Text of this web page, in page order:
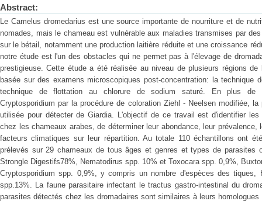
Abstract:
Le Camelus dromedarius est une source importante de nourriture et de
nomades, mais le chameau est vulnérable aux maladies transmises par
sur le bétail, notamment une production laitière réduite et une croissance
notre étude est l'un des obstacles qui ne permet pas à l'élevage de
prestigieuse. Cette étude a été réalisée au niveau de plusieurs régions
basée sur des examens microscopiques post-concentration: la technique
technique de flottation au chlorure de sodium saturé. En plus de
Cryptosporidium par la procédure de coloration Ziehl - Neelsen modifiée,
utilisée pour détecter de Giardia. L'objectif de ce travail est d'identifier
chez les chameaux arabes, de déterminer leur abondance, leur
facteurs climatiques sur leur répartition. Au totale 110 échantillons ont
prélevés sur 29 chameaux de tous âges et genres et types de parasites
Strongle Digestifs78%, Nematodirus spp. 10% et Toxocara spp. 0,9%,
Cryptosporidium spp. 0,9%, y compris un nombre d'espèces des tiques,
spp.13%. La faune parasitaire infectant le tractus gastro-intestinal du
parasites détectés chez les dromadaires sont similaires à leurs